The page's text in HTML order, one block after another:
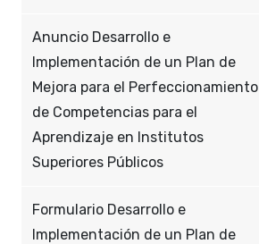
Anuncio Desarrollo e
Implementación de un Plan de
Mejora para el Perfeccionamiento
de Competencias para el
Aprendizaje en Institutos
Superiores Públicos
Formulario Desarrollo e
Implementación de un Plan de